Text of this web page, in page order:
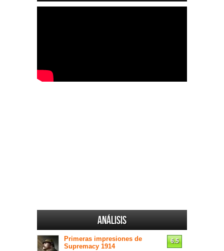
Análisis
Primeras impresiones de
Supremacy 1914
6.5